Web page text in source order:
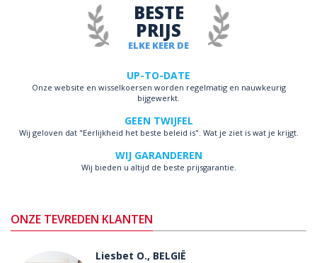
ELKE KEER DE
BESTE
PRIJS
UP-TO-DATE
Onze website en wisselkoersen worden regelmatig en nauwkeurig
bijgewerkt.
GEEN TWIJFEL
Wij geloven dat "Eerlijkheid het beste beleid is". Wat je ziet is wat je krijgt.
WIJ GARANDEREN
Wij bieden u altijd de beste prijsgarantie.
ONZE TEVREDEN KLANTEN
Liesbet O., BELGIË